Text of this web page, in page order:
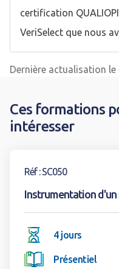
certification
VeriSelect que nous
Dernière actualisation
Ces formations
intéresser
Réf : SC050
Instrumentation
4 jours
Présentiel